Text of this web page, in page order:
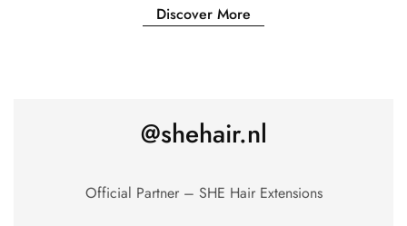
Discover More
@shehair.nl
Official Partner – SHE Hair Extensions